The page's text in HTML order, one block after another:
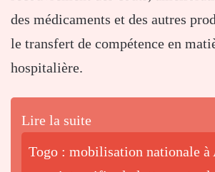
des médicaments et des autres
le transfert de compétence en
hospitalière.
Lire la suite
Togo : mobilisation nationale à